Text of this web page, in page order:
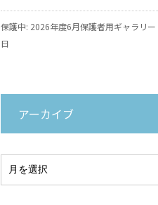
保護中: 2026年度6月保護者用ギャラリー
日
アーカイブ